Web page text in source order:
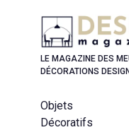
LE MAGAZINE DES
DÉCORATIONS
Objets
Décoratifs